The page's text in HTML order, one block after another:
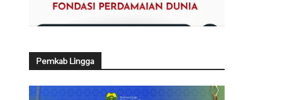
Pemkab Lingga